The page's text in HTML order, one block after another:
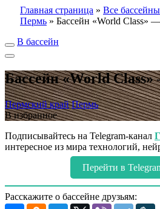
Главная страница » Все бассейны
Пермь » Бассейн «World Class»
В бассейн
Бассейн «World
Пермский край Пермь
В избранное
Подписывайтесь на Telegram-канал
интересное из мира технологий,
Перейти в
Расскажите о бассейне друзьям: